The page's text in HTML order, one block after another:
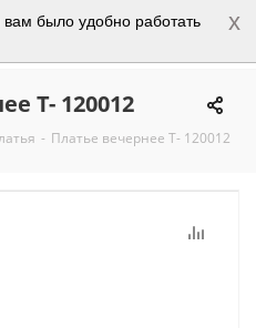
было удобно работать
x
0
Т- 120012
- Платье вечернее Т- 120012